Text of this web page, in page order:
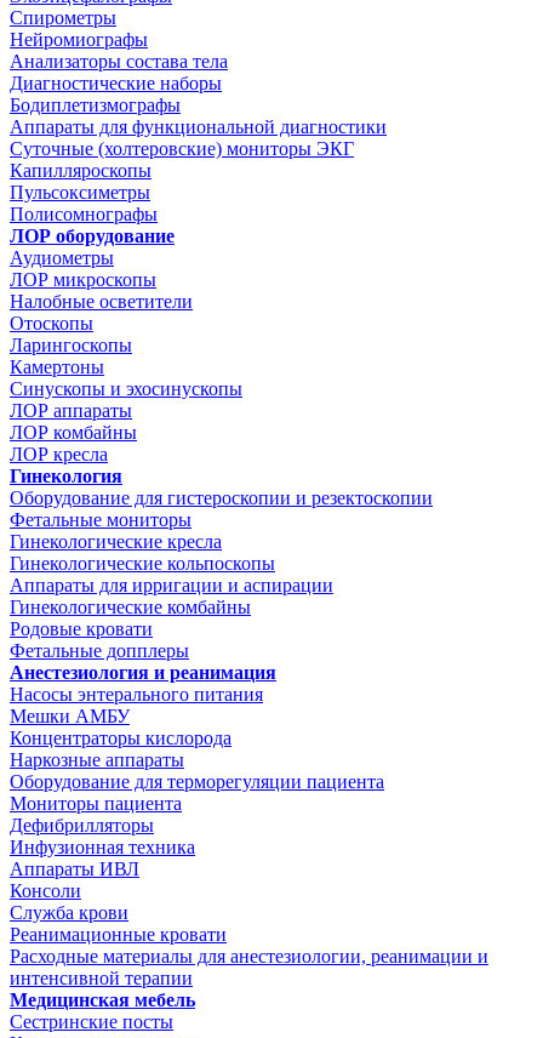
Спирометры
Нейромиографы
Анализаторы состава тела
Диагностические наборы
Бодиплетизмографы
Аппараты для функциональной диагностики
Суточные (холтеровские) мониторы ЭКГ
Капилляроскопы
Пульсоксиметры
Полисомнографы
ЛОР оборудование
Аудиометры
ЛОР микроскопы
Налобные осветители
Отоскопы
Ларингоскопы
Камертоны
Синускопы и эхосинускопы
ЛОР аппараты
ЛОР комбайны
ЛОР кресла
Гинекология
Оборудование для гистероскопии и резектоскопии
Фетальные мониторы
Гинекологические кресла
Гинекологические кольпоскопы
Аппараты для ирригации и аспирации
Гинекологические комбайны
Родовые кровати
Фетальные допплеры
Анестезиология и реанимация
Насосы энтерального питания
Мешки АМБУ
Концентраторы кислорода
Наркозные аппараты
Оборудование для терморегуляции пациента
Мониторы пациента
Дефибрилляторы
Инфузионная техника
Аппараты ИВЛ
Консоли
Служба крови
Реанимационные кровати
Расходные материалы для анестезиологии, реанимации и
интенсивной терапии
Медицинская мебель
Сестринские посты